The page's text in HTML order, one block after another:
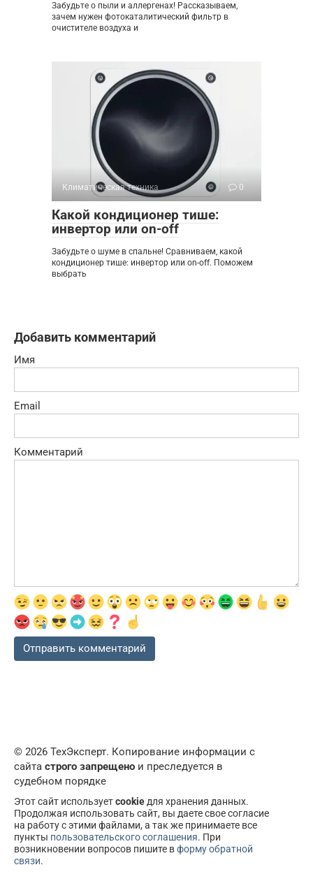
Забудьте о пыли и аллергенах! Рассказываем,
зачем нужен фотокаталитический фильтр в
очистителе воздуха и
Климатическая техника 0
Какой кондиционер тише:
инвертор или on-off
Забудьте о шуме в спальне! Сравниваем, какой
кондиционер тише: инвертор или on-off. Поможем
выбрать
Добавить комментарий
Имя
Email
Комментарий
© 2026 ТехЭксперт. Копирование информации с
сайта строго запрещено и преследуется в
судебном порядке
Этот сайт используетcookieдля хранения данных.
Продолжая использовать сайт, вы даете свое согласие
на работу с этими файлами, а так же принимаете все
пункты пользовательского соглашения. При
возникновении вопросов пишите вформу обратной
связи.